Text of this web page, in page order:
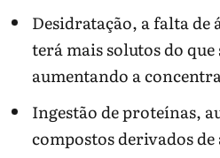
Desidratação, a falta de
terá mais solutos do que
aumentando a
Ingestão de proteínas,
compostos derivados